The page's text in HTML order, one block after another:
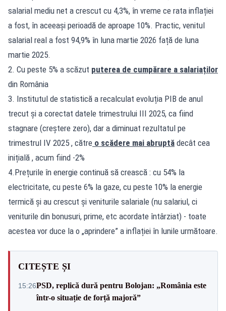
salarial mediu net a crescut cu 4,3%, în vreme ce rata inflației
a fost, în aceeași perioadă de aproape 10%. Practic, venitul
salarial real a fost 94,9% în luna martie 2026 față de luna
martie 2025.
2. Cu peste 5% a scăzut puterea de cumpărare a salariaților
din România
3. Institutul de statistică a recalculat evoluția PIB de anul
trecut și a corectat datele trimestrului III 2025, ca fiind
stagnare (creștere zero), dar a diminuat rezultatul pe
trimestrul IV 2025 , către o scădere mai abruptă decât cea
inițială , acum fiind -2%
4.Prețurile în energie continuă să crească : cu 54% la
electricitate, cu peste 6% la gaze, cu peste 10% la energie
termică și au crescut și veniturile salariale (nu salariul, ci
veniturile din bonusuri, prime, etc acordate întârziat) - toate
acestea vor duce la o „aprindere” a inflației în lunile următoare.
CITEȘTE ȘI
15:26PSD, replică dură pentru Bolojan: „România este
într-o situație de forță majoră”